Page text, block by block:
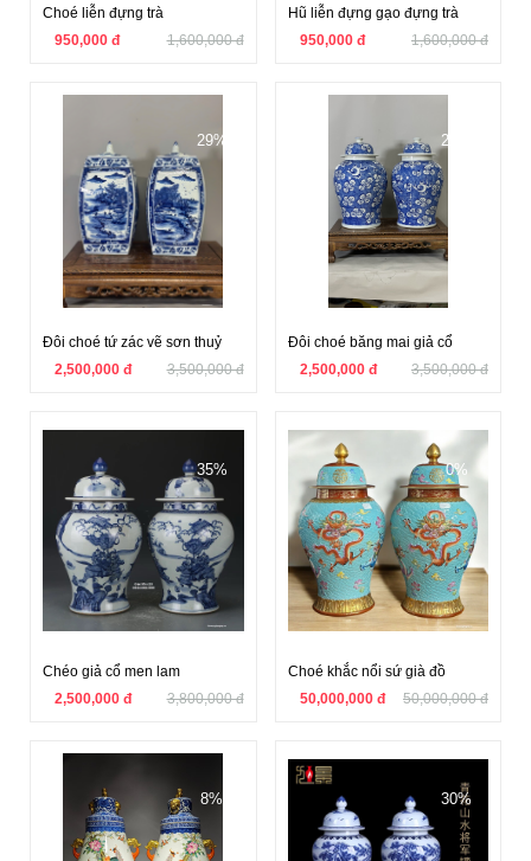
Choé liễn đựng trà
950,000 đ
1,600,000 đ
Hũ liễn đựng gạo đựng trà
950,000 đ
1,600,000 đ
29%
Đôi choé tứ zác vẽ sơn thuỷ
2,500,000 đ
3,500,000 đ
29%
Đôi choé băng mai giả cổ
2,500,000 đ
3,500,000 đ
35%
Chéo giả cổ men lam
2,500,000 đ
3,800,000 đ
0%
Choé khắc nổi sứ già đồ
50,000,000 đ
50,000,000 đ
8% 30%